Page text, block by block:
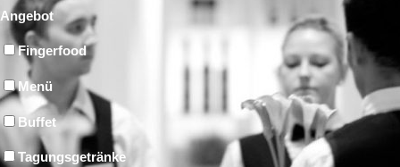
Angebot
Fingerfood
Menü
Buffet
Tagungsgetränke